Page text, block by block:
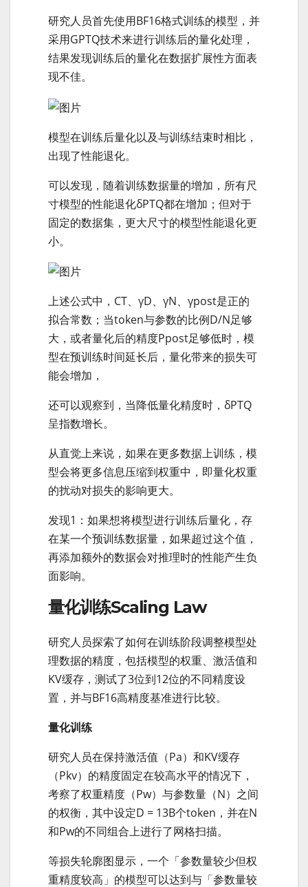
研究人员首先使用BF16格式训练的模型，并
采用GPTQ技术来进行训练后的量化处理，
结果发现训练后的量化在数据扩展性方面表
现不佳。
模型在训练后量化以及与训练结束时相比，
出现了性能退化。
可以发现，随着训练数据量的增加，所有尺
寸模型的性能退化δPTQ都在增加；但对于
固定的数据集，更大尺寸的模型性能退化更
小。
上述公式中，CT、γD、γN、γpost是正的
拟合常数；当token与参数的比例D/N足够
大，或者量化后的精度Ppost足够低时，模
型在预训练时间延长后，量化带来的损失可
能会增加，
还可以观察到，当降低量化精度时，δPTQ
呈指数增长。
从直觉上来说，如果在更多数据上训练，模
型会将更多信息压缩到权重中，即量化权重
的扰动对损失的影响更大。
发现1：如果想将模型进行训练后量化，存
在某一个预训练数据量，如果超过这个值，
再添加额外的数据会对推理时的性能产生负
面影响。
量化训练Scaling Law
研究人员探索了如何在训练阶段调整模型处
理数据的精度，包括模型的权重、激活值和
KV缓存，测试了3位到12位的不同精度设
置，并与BF16高精度基准进行比较。
量化训练
研究人员在保持激活值（Pa）和KV缓存
（Pkv）的精度固定在较高水平的情况下，
考察了权重精度（Pw）与参数量（N）之间
的权衡，其中设定D = 13B个token，并在N
和Pw的不同组合上进行了网格扫描。
等损失轮廓图显示，一个「参数量较少但权
重精度较高」的模型可以达到与「参数量较